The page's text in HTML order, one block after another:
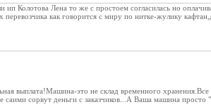
ип Колотова Лена то же с простоем согласилась но
перевозчика как говорится с миру по нитке-жулику
выплата!Машина-это не склад временного
сорвут деньги с заказчиков...А Ваша машина просто